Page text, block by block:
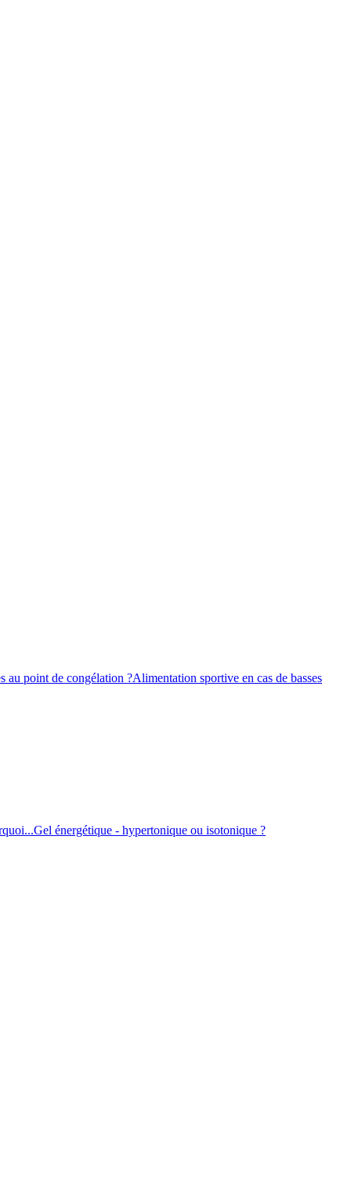
au point de congélation ?Alimentation sportive en cas de basses
Gel énergétique - hypertonique ou isotonique ?